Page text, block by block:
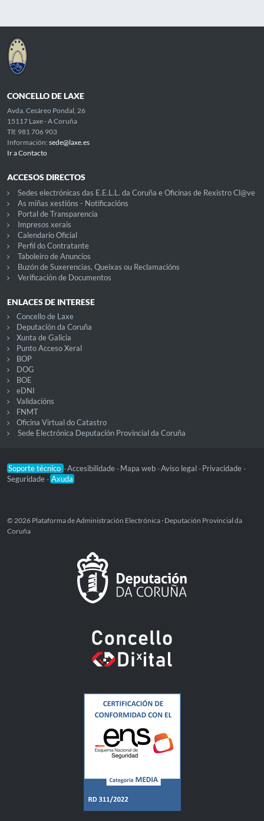
CONCELLO DE LAXE
Avda. Cesáreo Pondal, 26
15117 Laxe - A Coruña
Tlf. 981 706 903
Información: sede@laxe.es
Ir a Contacto
ACCESOS DIRECTOS
Sedes electrónicas das E.E.L.L. da Coruña e Oficinas de Rexistro Cl@ve
As miñas xestións - Notificacións
Portal de Transparencia
Impresos xerais
Calendario Oficial
Perfil do Contratante
Taboleiro de Anuncios
Buzón de Suxerencias, Queixas ou Reclamacións
Verificación de Documentos
ENLACES DE INTERESE
Concello de Laxe
Deputación da Coruña
Xunta de Galicia
Punto Acceso Xeral
BOP
DOG
BOE
eDNI
Validacións
FNMT
Oficina Virtual do Catastro
Sede Electrónica Deputación Provincial da Coruña
Soporte técnico -Accesibilidade - Mapa web -Aviso legal - Privacidade -
Seguridade - Axuda
© 2026 Plataforma de Administración Electrónica · Deputación Provincial da
Coruña